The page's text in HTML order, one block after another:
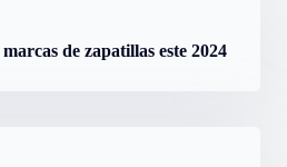
de zapatillas este 2024